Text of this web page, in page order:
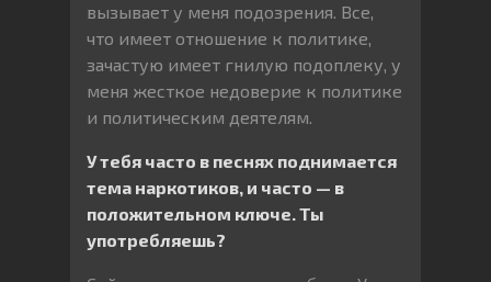
вызывает у меня подозрения. Все,
что имеет отношение к политике,
зачастую имеет гнилую подоплеку, у
меня жесткое недоверие к политике
и политическим деятелям.
У тебя часто в песнях поднимается
тема наркотиков, и часто — в
положительном ключе. Ты
употребляешь?